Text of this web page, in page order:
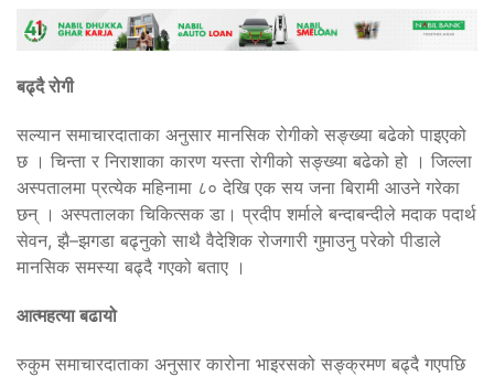
बढ्दै रोगी
सल्यान समाचारदाताका अनुसार मानसिक रोगीको सङ्ख्या बढेको पाइएको
छ । चिन्ता र निराशाका कारण यस्ता रोगीको सङ्ख्या बढेको हो । जिल्ला
अस्पतालमा प्रत्येक महिनामा ८० देखि एक सय जना बिरामी आउने गरेका
छन् । अस्पतालका चिकित्सक डा। प्रदीप शर्माले बन्दाबन्दीले मदाक पदार्थ
सेवन, झै–झगडा बढ्नुको साथै वैदेशिक रोजगारी गुमाउनु परेको पीडाले
मानसिक समस्या बढ्दै गएको बताए ।
आत्महत्या बढायो
रुकुम समाचारदाताका अनुसार कारोना भाइरसको सङ्क्रमण बढ्दै गएपछि